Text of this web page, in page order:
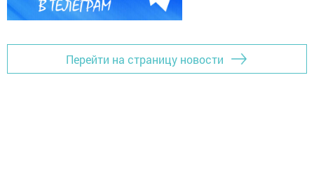
Перейти на страницу новости